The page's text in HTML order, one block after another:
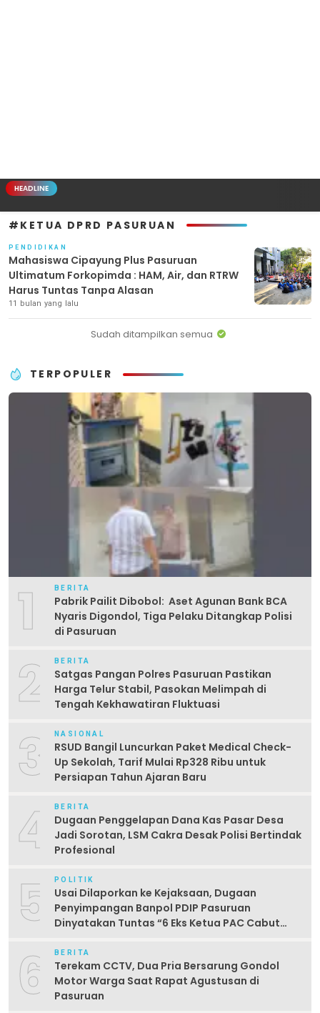
HEADLINE
#KETUA DPRD PASURUAN
PENDIDIKAN
Mahasiswa Cipayung Plus Pasuruan
Ultimatum Forkopimda : HAM, Air, dan RTRW
Harus Tuntas Tanpa Alasan
11 bulan yang lalu
Sudah ditampilkan semua
TERPOPULER
1 BERITA
Pabrik Pailit Dibobol: Aset Agunan Bank BCA
Nyaris Digondol, Tiga Pelaku Ditangkap Polisi
di Pasuruan
2 BERITA
Satgas Pangan Polres Pasuruan Pastikan
Harga Telur Stabil, Pasokan Melimpah di
Tengah Kekhawatiran Fluktuasi
3 NASIONAL
RSUD Bangil Luncurkan Paket Medical Check-
Up Sekolah, Tarif Mulai Rp328 Ribu untuk
Persiapan Tahun Ajaran Baru
4 BERITA
Dugaan Penggelapan Dana Kas Pasar Desa
Jadi Sorotan, LSM Cakra Desak Polisi Bertindak
Profesional
5 POLITIK
Usai Dilaporkan ke Kejaksaan, Dugaan
Penyimpangan Banpol PDIP Pasuruan
Dinyatakan Tuntas “6 Eks Ketua PAC Cabut
6 BERITA
Terekam CCTV, Dua Pria Bersarung Gondol
Motor Warga Saat Rapat Agustusan di
Pasuruan